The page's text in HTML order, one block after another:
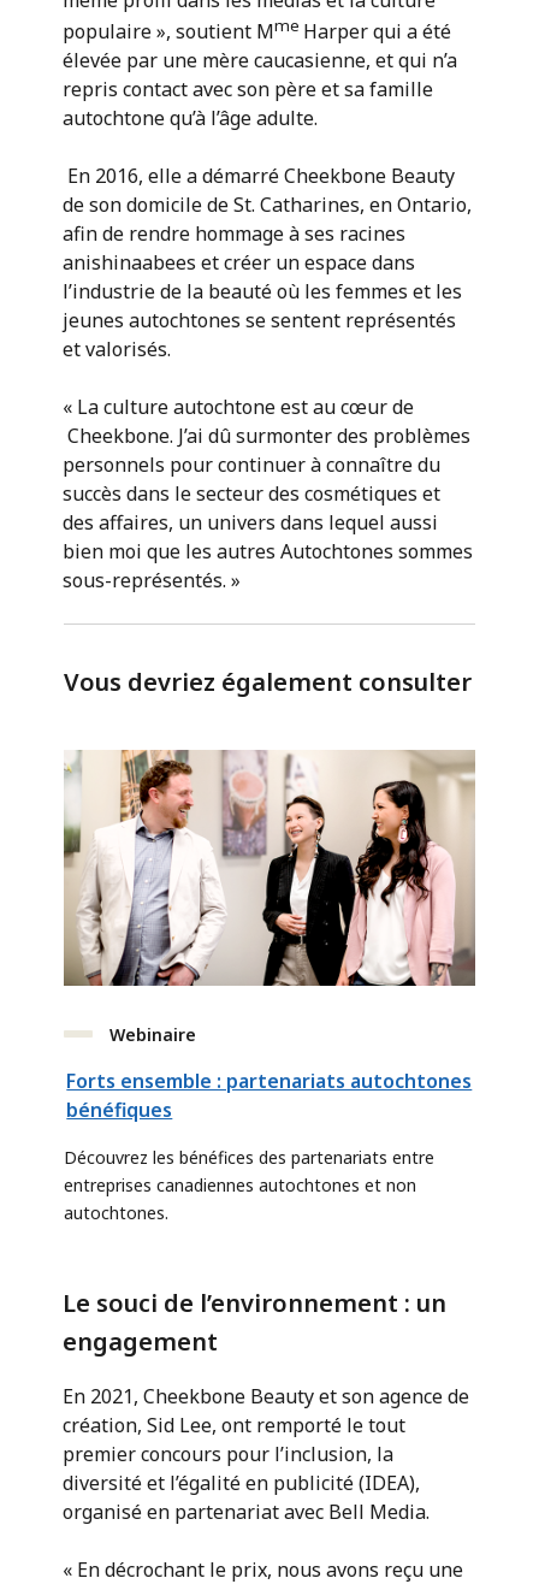
populaire », soutient Mme Harper qui a été
élevée par une mère caucasienne, et qui n’a
repris contact avec son père et sa famille
autochtone qu’à l’âge adulte.
En 2016, elle a démarré Cheekbone Beauty
de son domicile de St. Catharines, en Ontario,
afin de rendre hommage à ses racines
anishinaabees et créer un espace dans
l’industrie de la beauté où les femmes et les
jeunes autochtones se sentent représentés
et valorisés.
« La culture autochtone est au cœur de
Cheekbone. J’ai dû surmonter des problèmes
personnels pour continuer à connaître du
succès dans le secteur des cosmétiques et
des affaires, un univers dans lequel aussi
bien moi que les autres Autochtones sommes
sous-représentés. »
Vous devriez également consulter
Webinaire
Forts ensemble : partenariats autochtones
bénéfiques
Découvrez les bénéfices des partenariats entre
entreprises canadiennes autochtones et non
autochtones.
Le souci de l’environnement : un
engagement
En 2021, Cheekbone Beauty et son agence de
création, Sid Lee, ont remporté le tout
premier concours pour l’inclusion, la
diversité et l’égalité en publicité (IDEA),
organisé en partenariat avec Bell Media.
« En décrochant le prix, nous avons reçu une